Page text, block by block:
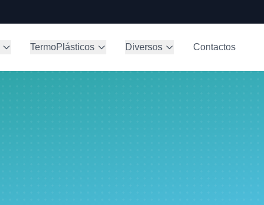
TermoPlásticos Diversos Contactos